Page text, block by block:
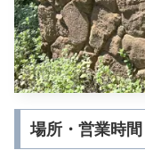
場所・営業時間